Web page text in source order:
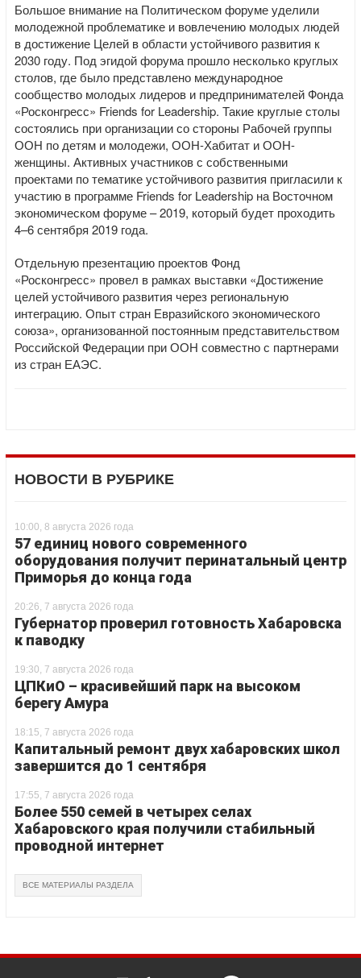
Большое внимание на Политическом форуме уделили
молодежной проблематике и вовлечению молодых людей
в достижение Целей в области устойчивого развития к
2030 году. Под эгидой форума прошло несколько круглых
столов, где было представлено международное
сообщество молодых лидеров и предпринимателей Фонда
«Росконгресс» Friends for Leadership. Такие круглые столы
состоялись при организации со стороны Рабочей группы
ООН по детям и молодежи, ООН-Хабитат и ООН-
женщины. Активных участников с собственными
проектами по тематике устойчивого развития пригласили к
участию в программе Friends for Leadership на Восточном
экономическом форуме – 2019, который будет проходить
4–6 сентября 2019 года.
Отдельную презентацию проектов Фонд
«Росконгресс» провел в рамках выставки «Достижение
целей устойчивого развития через региональную
интеграцию. Опыт стран Евразийского экономического
союза», организованной постоянным представительством
Российской Федерации при ООН совместно с партнерами
из стран ЕАЭС.
НОВОСТИ В РУБРИКЕ
10:00, 8 августа 2026 года
57 единиц нового современного
оборудования получит перинатальный центр
Приморья до конца года
20:26, 7 августа 2026 года
Губернатор проверил готовность Хабаровска
к паводку
19:30, 7 августа 2026 года
ЦПКиО – красивейший парк на высоком
берегу Амура
18:15, 7 августа 2026 года
Капитальный ремонт двух хабаровских школ
завершится до 1 сентября
17:55, 7 августа 2026 года
Более 550 семей в четырех селах
Хабаровского края получили стабильный
проводной интернет
ВСЕ МАТЕРИАЛЫ РАЗДЕЛА